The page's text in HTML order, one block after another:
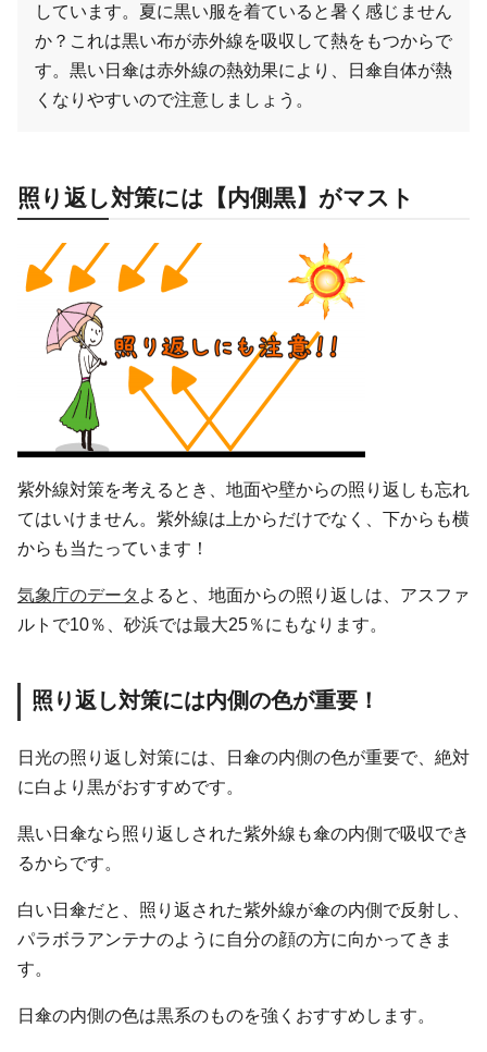
しています。夏に黒い服を着ていると暑く感じません
か？これは黒い布が赤外線を吸収して熱をもつからで
す。黒い日傘は赤外線の熱効果により、日傘自体が熱
くなりやすいので注意しましょう。
照り返し対策には【内側黒】がマスト
紫外線対策を考えるとき、地面や壁からの照り返しも忘れ
てはいけません。紫外線は上からだけでなく、下からも横
からも当たっています！
気象庁のデータ よると、地面からの照り返しは、アスファ
ルトで10％、砂浜では最大25％にもなります。
照り返し対策には内側の色が重要！
日光の照り返し対策には、日傘の内側の色が重要で、絶対
に白より黒がおすすめです。
黒い日傘なら照り返しされた紫外線も傘の内側で吸収でき
るからです。
白い日傘だと、照り返された紫外線が傘の内側で反射し、
パラボラアンテナのように自分の顔の方に向かってきま
す。
日傘の内側の色は黒系のものを強くおすすめします。